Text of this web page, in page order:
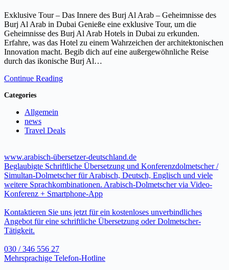
Exklusive Tour – Das Innere des Burj Al Arab – Geheimnisse des
Burj Al Arab in Dubai Genieße eine exklusive Tour, um die
Geheimnisse des Burj Al Arab Hotels in Dubai zu erkunden.
Erfahre, was das Hotel zu einem Wahrzeichen der architektonischen
Innovation macht. Begib dich auf eine außergewöhnliche Reise
durch das ikonische Burj Al…
Continue Reading
Categories
Allgemein
news
Travel Deals
www.arabisch-übersetzer-deutschland.de
Beglaubigte Schriftliche Übersetzung und Konferenzdolmetscher /
Simultan-Dolmetscher für Arabisch, Deutsch, Englisch und viele
weitere Sprachkombinationen. Arabisch-Dolmetscher via Video-
Konferenz + Smartphone-App
Kontaktieren Sie uns jetzt für ein kostenloses unverbindliches
Angebot für eine schriftliche Übersetzung oder Dolmetscher-
Tätigkeit.
030 / 346 556 27
Mehrsprachige Telefon-Hotline